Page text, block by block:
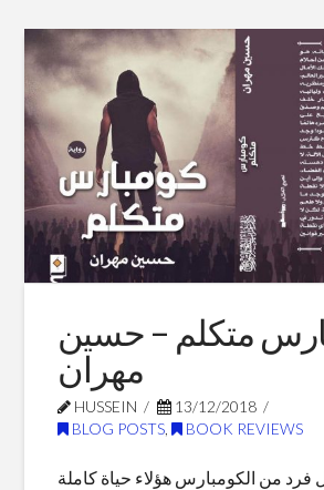
Journey
In
Books
For
201801.02.2019
متكلم – حسين
مهران
HUSSEIN
13/12/2018
BLOG POSTS, BOOK REVIEWS
فرد من الكومبارس هؤلاء حياة كاملة